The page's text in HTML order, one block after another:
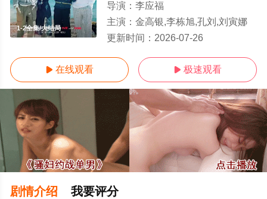
1-2全集/大结局
导演： 李应福
主演： 金高银,李栋旭,孔刘,刘寅娜
更新时间： 2026-07-26
 在线观看  极速观看
剧情介绍 我要评分